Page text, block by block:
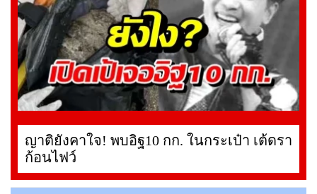
ญาติยังคาใจ! พบอิฐ10 กก. ในกระเป๋า เต้ดรา
ก้อนไฟว์